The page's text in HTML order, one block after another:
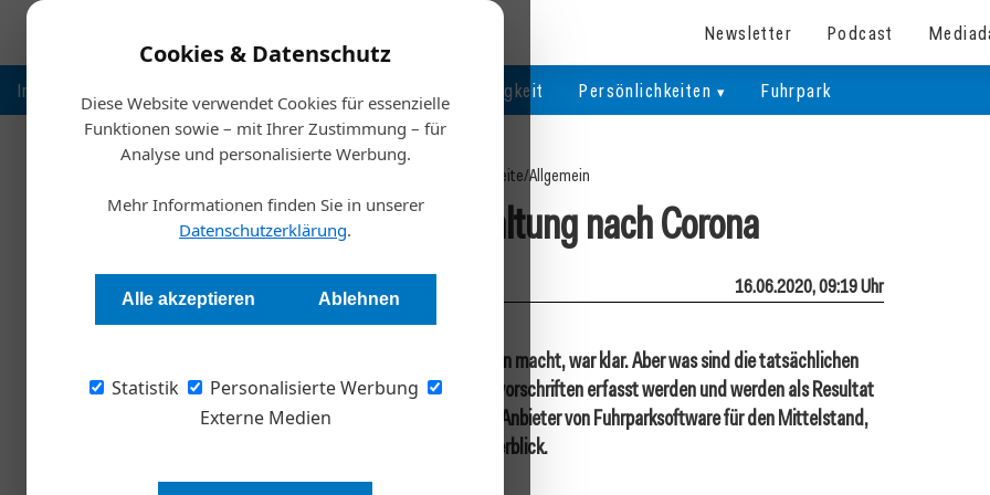
Cookies & Datenschutz
Diese Website verwendet Cookies für essenzielle
Funktionen sowie – mit Ihrer Zustimmung – für
Analyse und personalisierte Werbung.
Mehr Informationen finden Sie in unserer
Datenschutzerklärung.
Alle akzeptieren Ablehnen
Statistik
Personalisierte Werbung
Externe Medien
Newsletter Podcast
Inspiration Nachhaltigkeit Persönlichkeiten Fuhrpark
Startseite/Allgemein
Fuhrparkverwaltung nach Corona
Redaktion 16.06.2020, 09:19 Uhr
Dass die Coronakrise keinen Halt vor Autoflotten macht, war klar. Aber was sind die tatsächlichen
Auswirkungen auf Fuhrparks? Müssen Hygienevorschriften erfasst werden und werden als Resultat
Fahrzeuge eher an- oder abgeschafft? Vimcar, Anbieter von Fuhrparksoftware für den Mittelstand,
hat seine Nutzer befragt. Die Ergebnisse im Überblick.